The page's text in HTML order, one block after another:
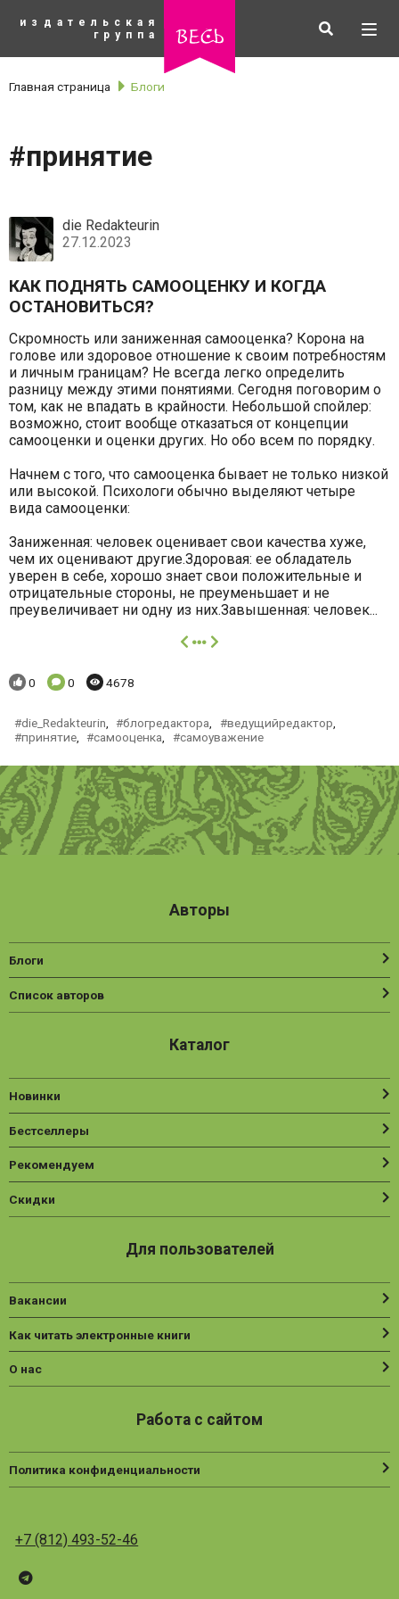
основному
издательская
группа
весь Искать
рубрики
Главная страница Блоги
#принятие
die Redakteurin
27.12.2023
КАК ПОДНЯТЬ САМООЦЕНКУ И КОГДА
ОСТАНОВИТЬСЯ?
Скромность или заниженная самооценка? Корона на
голове или здоровое отношение к своим потребностям
и личным границам? Не всегда легко определить
разницу между этими понятиями. Сегодня поговорим о
том, как не впадать в крайности. Небольшой спойлер:
возможно, стоит вообще отказаться от концепции
самооценки и оценки других. Но обо всем по порядку.
Начнем с того, что самооценка бывает не только низкой
или высокой. Психологи обычно выделяют четыре
вида самооценки:
Заниженная: человек оценивает свои качества хуже,
чем их оценивают другие.Здоровая: ее обладатель
уверен в себе, хорошо знает свои положительные и
отрицательные стороны, не преуменьшает и не
преувеличивает ни одну из них.Завышенная: человек...
далее
Понравилось:
0 Комментариев:
0 Просмотров:
4678
die_Redakteurin, блогредактора, ведущийредактор,
принятие, самооценка, самоуважение
Авторы
Блоги
Список авторов
Каталог
Новинки
Бестселлеры
Рекомендуем
Скидки
Для пользователей
Вакансии
Как читать электронные книги
О нас
Работа с сайтом
Политика конфиденциальности
+7 (812) 493-52-46
Telegram